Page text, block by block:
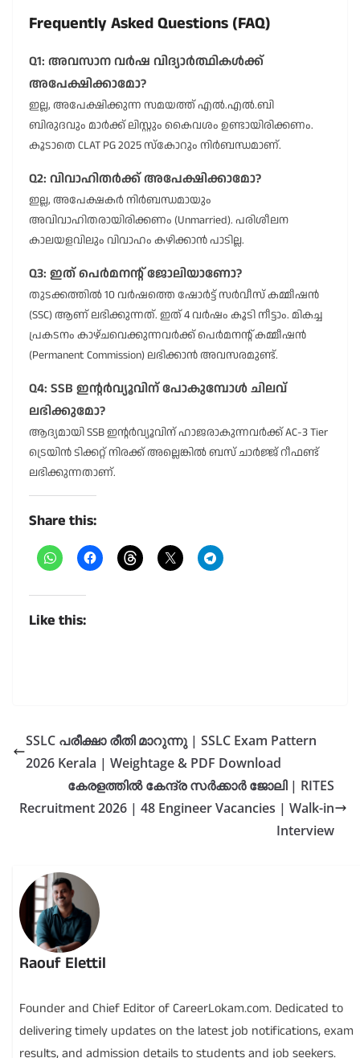
Frequently Asked Questions (FAQ)
Q1: അവസാന വർഷ വിദ്യാർത്ഥികൾക്ക്
അപേക്ഷിക്കാമോ?
ഇല്ല, അപേക്ഷിക്കുന്ന സമയത്ത് എൽ.എൽ.ബി
ബിരുദവും മാർക്ക് ലിസ്റ്റും കൈവശം ഉണ്ടായിരിക്കണം.
കൂടാതെ CLAT PG 2025 സ്കോറും നിർബന്ധമാണ്.
Q2: വിവാഹിതർക്ക് അപേക്ഷിക്കാമോ?
ഇല്ല, അപേക്ഷകർ നിർബന്ധമായും
അവിവാഹിതരായിരിക്കണം (Unmarried). പരിശീലന
കാലയളവിലും വിവാഹം കഴിക്കാൻ പാടില്ല.
Q3: ഇത് പെർമനന്റ് ജോലിയാണോ?
തുടക്കത്തിൽ 10 വർഷത്തെ ഷോർട്ട് സർവീസ് കമ്മീഷൻ
(SSC) ആണ് ലഭിക്കുന്നത്. ഇത് 4 വർഷം കൂടി നീട്ടാം. മികച്ച
പ്രകടനം കാഴ്ചവെക്കുന്നവർക്ക് പെർമനന്റ് കമ്മീഷൻ
(Permanent Commission) ലഭിക്കാൻ അവസരമുണ്ട്.
Q4: SSB ഇന്റർവ്യൂവിന് പോകുമ്പോൾ ചിലവ്
ലഭിക്കുമോ?
ആദ്യമായി SSB ഇന്റർവ്യൂവിന് ഹാജരാകുന്നവർക്ക് AC-3 Tier
ട്രെയിൻ ടിക്കറ്റ് നിരക്ക് അല്ലെങ്കിൽ ബസ് ചാർജ്ജ് റീഫണ്ട്
ലഭിക്കുന്നതാണ്.
Share this:
Like this:
SSLC പരീക്ഷാ രീതി മാറുന്നു | SSLC Exam Pattern
2026 Kerala | Weightage & PDF Download
കേരളത്തിൽ കേന്ദ്ര സർക്കാർ ജോലി | RITES
Recruitment 2026 | 48 Engineer Vacancies | Walk-in
Interview
Raouf Elettil
Founder and Chief Editor of CareerLokam.com. Dedicated to
delivering timely updates on the latest job notifications, exam
results, and admission details to students and job seekers.